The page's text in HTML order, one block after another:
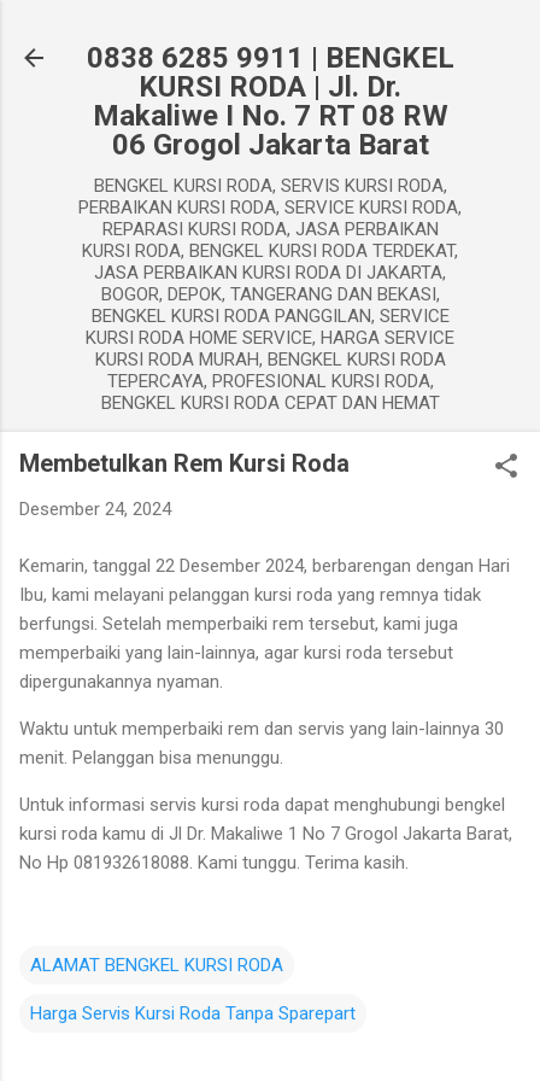
0838 6285 9911 | BENGKEL
KURSI RODA | Jl. Dr.
Makaliwe I No. 7 RT 08 RW
06 Grogol Jakarta Barat
BENGKEL KURSI RODA, SERVIS KURSI RODA,
PERBAIKAN KURSI RODA, SERVICE KURSI RODA,
REPARASI KURSI RODA, JASA PERBAIKAN
KURSI RODA, BENGKEL KURSI RODA TERDEKAT,
JASA PERBAIKAN KURSI RODA DI JAKARTA,
BOGOR, DEPOK, TANGERANG DAN BEKASI,
BENGKEL KURSI RODA PANGGILAN, SERVICE
KURSI RODA HOME SERVICE, HARGA SERVICE
KURSI RODA MURAH, BENGKEL KURSI RODA
TEPERCAYA, PROFESIONAL KURSI RODA,
BENGKEL KURSI RODA CEPAT DAN HEMAT
Membetulkan Rem Kursi Roda
Desember 24, 2024
Kemarin, tanggal 22 Desember 2024, berbarengan dengan Hari
Ibu, kami melayani pelanggan kursi roda yang remnya tidak
berfungsi. Setelah memperbaiki rem tersebut, kami juga
memperbaiki yang lain-lainnya, agar kursi roda tersebut
dipergunakannya nyaman.
Waktu untuk memperbaiki rem dan servis yang lain-lainnya 30
menit. Pelanggan bisa menunggu.
Untuk informasi servis kursi roda dapat menghubungi bengkel
kursi roda kamu di Jl Dr. Makaliwe 1 No 7 Grogol Jakarta Barat,
No Hp 081932618088. Kami tunggu. Terima kasih.
ALAMAT BENGKEL KURSI RODA
Harga Servis Kursi Roda Tanpa Sparepart